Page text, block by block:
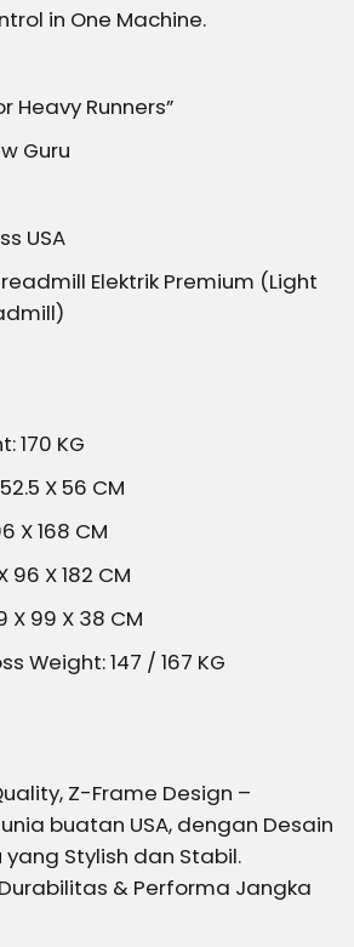
in One Machine.
Heavy Runners”
Guru
USA
Elektrik Premium (Light
170 KG
X 56 CM
X 168 CM
96 X 182 CM
X 99 X 38 CM
Weight: 147 / 167 KG
Z-Frame Design –
buatan USA, dengan Desain
Stylish dan Stabil.
& Performa Jangka